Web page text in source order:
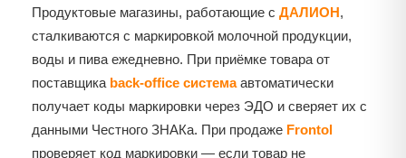
Продуктовые магазины, работающие с ДАЛИОН,
сталкиваются с маркировкой молочной продукции,
воды и пива ежедневно. При приёмке товара от
поставщика back-office системаавтоматически
получает коды маркировки через ЭДО и сверяет их с
данными Честного ЗНАКа. При продаже Frontol
проверяет код маркировки — если товар не